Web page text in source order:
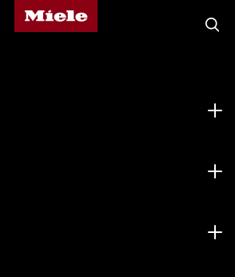
Mieleのホームページ
検索